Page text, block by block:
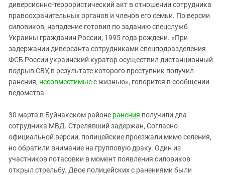
диверсионно-террористический акт в отношении сотрудника
правоохранительных органов и членов его семьи. По версии
силовиков, нападение готовил по заданию спецслужб
Украины гражданин России, 1995 года рождени. «При
задержании диверсанта сотрудниками спецподразделения
ФСБ России украинский куратор осуществил дистанционный
подрыв СВУ, в результате которого преступник получил
ранения, несовместимыес жизнью», говорится в сообщении
ведомства.
30 марта в Буйнакском районе ранения получили два
сотрудника МВД. Стрелявший задержан, Согласно
официальной версии, полицейские проезжали мимо селения,
но обратили внимание на групповую драку. Один из
участников потасовки в момент появления силовиков
открыл стрельбу. Двое полицейских с ранениями были